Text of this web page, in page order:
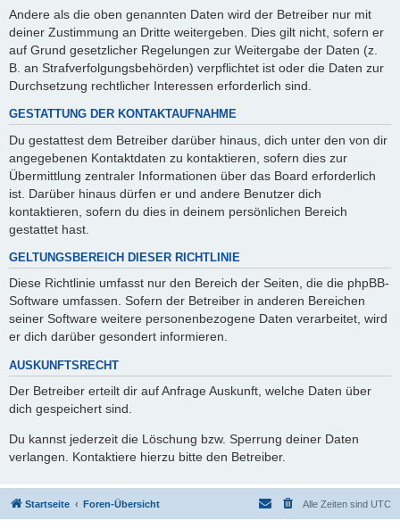
Andere als die oben genannten Daten wird der Betreiber nur mit
deiner Zustimmung an Dritte weitergeben. Dies gilt nicht, sofern er
auf Grund gesetzlicher Regelungen zur Weitergabe der Daten (z.
B. an Strafverfolgungsbehörden) verpflichtet ist oder die Daten zur
Durchsetzung rechtlicher Interessen erforderlich sind.
GESTATTUNG DER KONTAKTAUFNAHME
Du gestattest dem Betreiber darüber hinaus, dich unter den von dir
angegebenen Kontaktdaten zu kontaktieren, sofern dies zur
Übermittlung zentraler Informationen über das Board erforderlich
ist. Darüber hinaus dürfen er und andere Benutzer dich
kontaktieren, sofern du dies in deinem persönlichen Bereich
gestattet hast.
GELTUNGSBEREICH DIESER RICHTLINIE
Diese Richtlinie umfasst nur den Bereich der Seiten, die die phpBB-
Software umfassen. Sofern der Betreiber in anderen Bereichen
seiner Software weitere personenbezogene Daten verarbeitet, wird
er dich darüber gesondert informieren.
AUSKUNFTSRECHT
Der Betreiber erteilt dir auf Anfrage Auskunft, welche Daten über
dich gespeichert sind.
Du kannst jederzeit die Löschung bzw. Sperrung deiner Daten
verlangen. Kontaktiere hierzu bitte den Betreiber.
Startseite Foren-Übersicht Alle Zeiten sind UTC